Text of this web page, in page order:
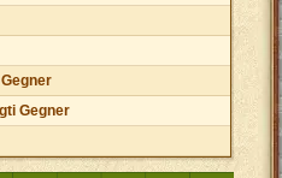
Gegner